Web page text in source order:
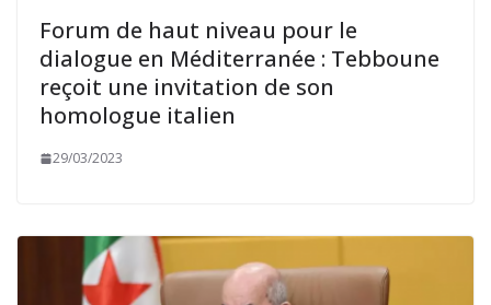
Forum de haut niveau pour le
dialogue en Méditerranée : Tebboune
reçoit une invitation de son
homologue italien
29/03/2023